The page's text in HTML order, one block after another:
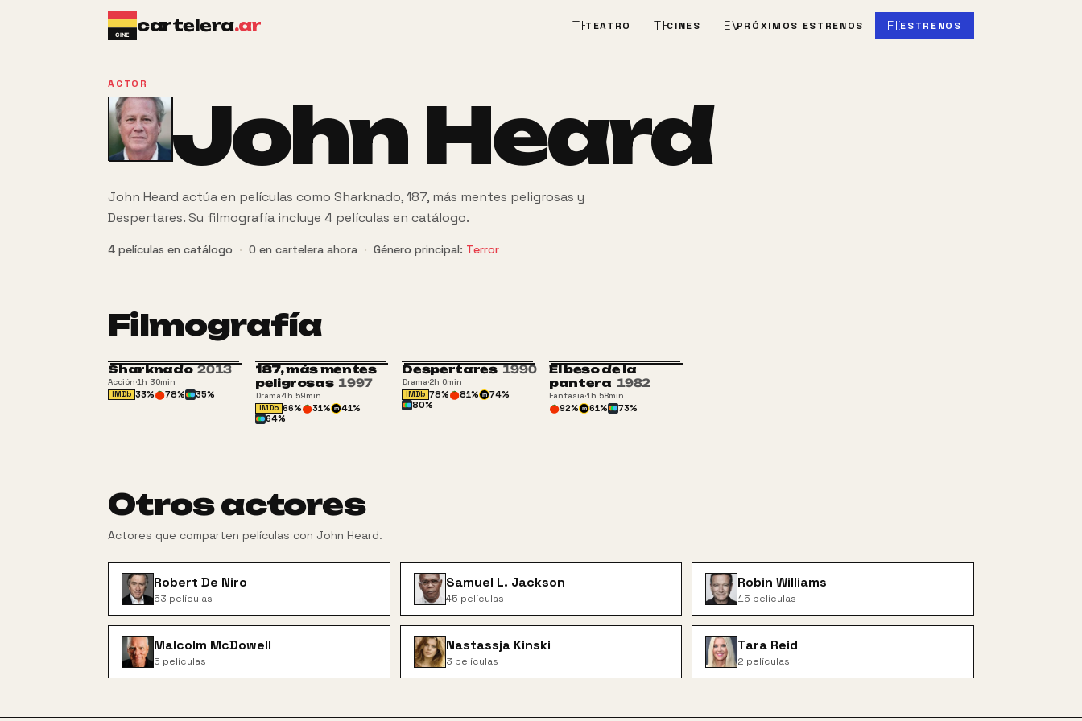
Ir al contenido principal
cartelera.ar THEATER_COMEDY
TEATRO THEATERS
CINES EVENT_UPCOMING
PRÓXIMOS ESTRENOS FIBER_NEW
ESTRENOS
ACTOR
John Heard
John Heard actúa en películas como Sharknado, 187, más mentes peligrosas y
Despertares. Su filmografía incluye 4 películas en catálogo.
4 películas en catálogo · 0 en cartelera ahora · Género principal: Terror
Filmografía
Sharknado 2013
Acción·1h 30min
IMDb 33% 78% 35%
+16
187, más mentes
peligrosas 1997
Drama·1h 59min
IMDb 66% 31% m 41%
64%
+13
Despertares 1990
Drama·2h 0min
IMDb 78% 81% m 74%
80%
+16
El beso de la
pantera 1982
Fantasía·1h 58min
92% m 61% 73%
Otros actores
Actores que comparten películas con John Heard.
Robert De Niro
53 películas
Samuel L. Jackson
45 películas
Robin Williams
15 películas
Malcolm McDowell
5 películas
Nastassja Kinski
3 películas
Tara Reid
2 películas